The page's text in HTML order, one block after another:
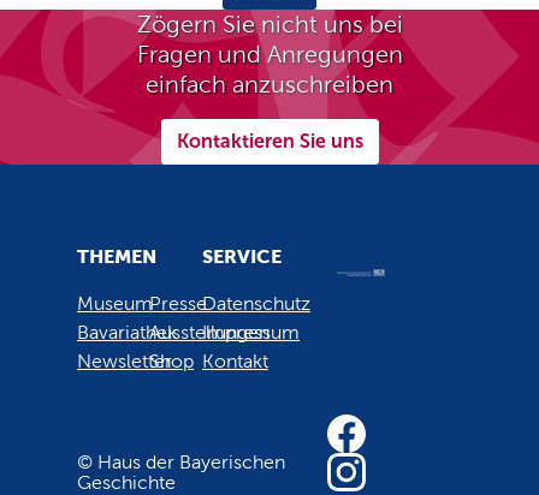
Zögern Sie nicht uns bei
Fragen und Anregungen
einfach anzuschreiben
Kontaktieren Sie uns
THEMEN
Museum
Bavariathek
Newsletter
Presse
Ausstellungen
Shop
SERVICE
Datenschutz
Impressum
Kontakt
© Haus der Bayerischen
Geschichte